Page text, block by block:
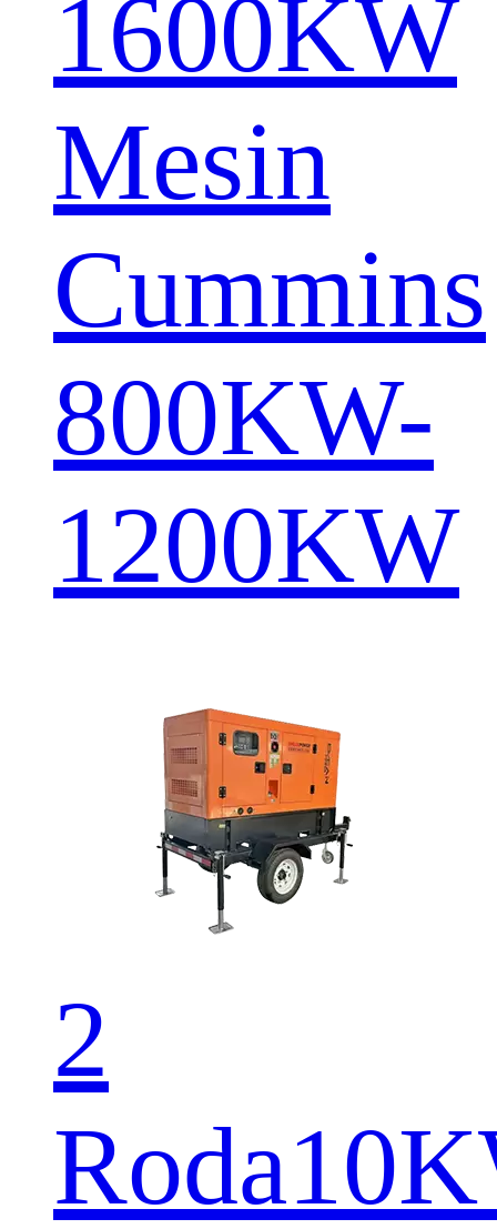
1600KW
Mesin
Cummins
800KW-
1200KW
2